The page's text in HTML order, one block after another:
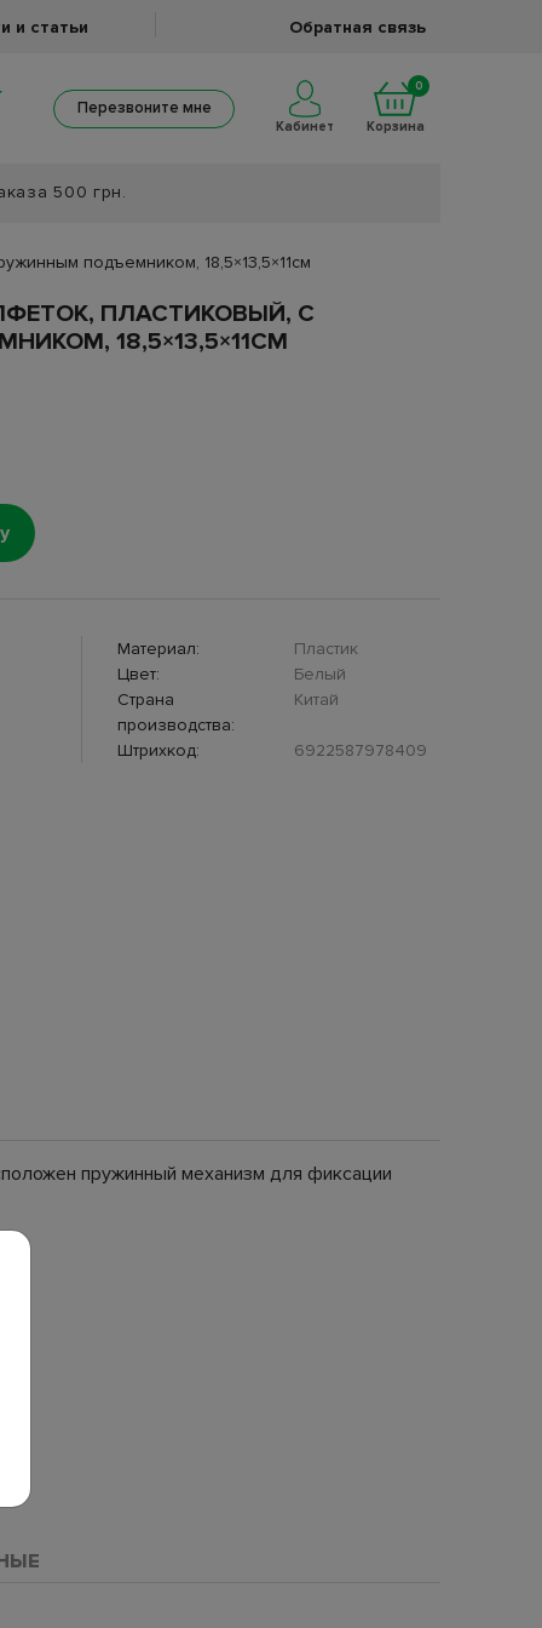
и статьи Обратная связь
Перезвоните мне
Кабинет
0
Корзина
500 грн.
подъемником, 18,5×13,5×11см
ПЛАСТИКОВЫЙ, С
18,5×13,5×11СМ
Материал:
Пластик
Цвет:
Белый
Страна
производства:
Китай
Штрихкод: 6922587978409
пружинный механизм для фиксации